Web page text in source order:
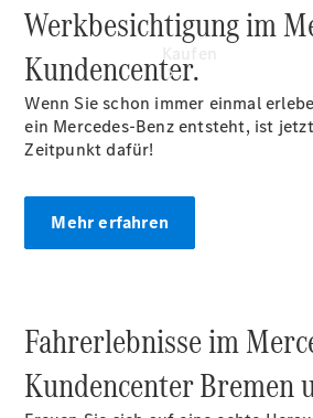
Übersicht
140 Jahre
Store
Neuwagenangebote
Werkbesichtigung im
Kundencenter.
Wenn Sie schon immer einmal
ein Mercedes-Benz entsteht, ist
Zeitpunkt dafür!
Mehr erfahren
Fahrerlebnisse im
Kundencenter Bremen